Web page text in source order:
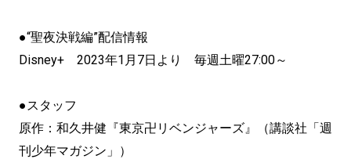
●“聖夜決戦編”配信情報
Disney+ 2023年1月7日より 毎週土曜27:00～
●スタッフ
原作：和久井健『東京卍リベンジャーズ』（講談社「週
刊少年マガジン」）